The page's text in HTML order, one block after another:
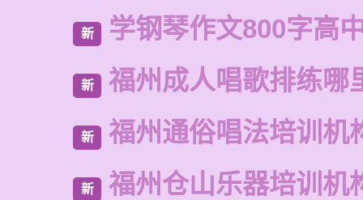
新 学钢琴作文800字高
新 福州成人唱歌排练哪
新 福州通俗唱法培训机
新 福州仓山乐器培训机